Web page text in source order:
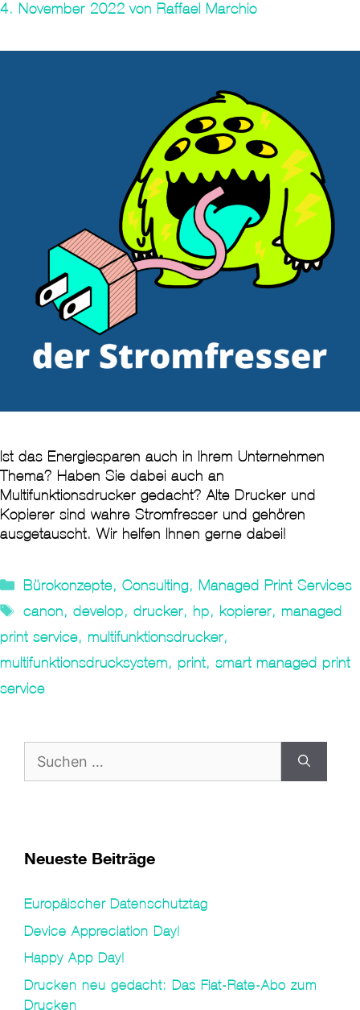
4. November 2022 von Raffael Marchio
Ist das Energiesparen auch in Ihrem Unternehmen
Thema? Haben Sie dabei auch an
Multifunktionsdrucker gedacht? Alte Drucker und
Kopierer sind wahre Stromfresser und gehören
ausgetauscht. Wir helfen Ihnen gerne dabei!
Kategorien
Bürokonzepte, Consulting, Managed Print Services
Tags
canon, develop, drucker, hp, kopierer, managed
print service, multifunktionsdrucker,
multifunktionsdrucksystem, print, smart managed print
service
nach:
Neueste Beiträge
Europäischer Datenschutztag
Device Appreciation Day!
Happy App Day!
Drucken neu gedacht: Das Flat-Rate-Abo zum
Drucken